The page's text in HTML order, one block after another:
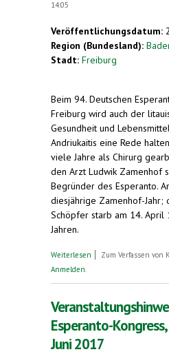
14:05
Veröffentlichungsdatum:
Region (Bundesland):
Stadt: Freiburg
Beim 94. Deutschen
Freiburg wird auch der
Gesundheit und
Andriukaitis eine Rede
viele Jahre als Chirurg
den Arzt Ludwik Zamenhof
Begründer des Esperanto.
diesjährige Zamenhof-Jahr;
Schöpfer starb am 14. April
Jahren.
Weiterlesen über EU-Kommissar
Esperanto
Zum Verfassen von
Anmelden
Esperanto-Kongress,
Juni 2017